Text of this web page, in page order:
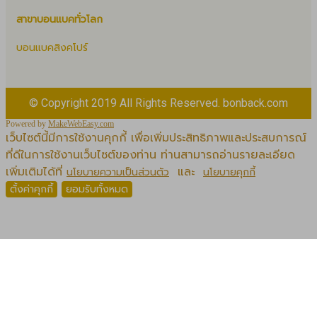
สาขาบอนแบคทั่วโลก
บอนแบคสิงคโปร์
© Copyright 2019 All Rights Reserved. bonback.com
Powered by MakeWebEasy.com
เว็บไซต์นี้มีการใช้งานคุกกี้ เพื่อเพิ่มประสิทธิภาพและประสบการณ์
ที่ดีในการใช้งานเว็บไซต์ของท่าน ท่านสามารถอ่านรายละเอียด
เพิ่มเติมได้ที่ นโยบายความเป็นส่วนตัว และ นโยบายคุกกี้
ตั้งค่าคุกกี้
ยอมรับทั้งหมด